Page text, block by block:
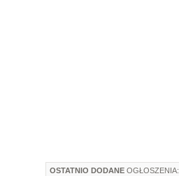
OSTATNIO DODANE OGŁOSZENIA: